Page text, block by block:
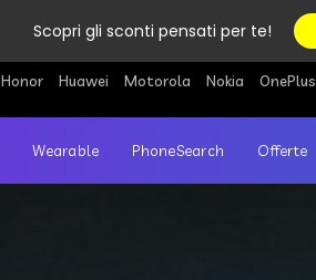
Scopri gli sconti pensati per te!
Honor Huawei Motorola Nokia OnePlus
Wearable PhoneSearch Offerte